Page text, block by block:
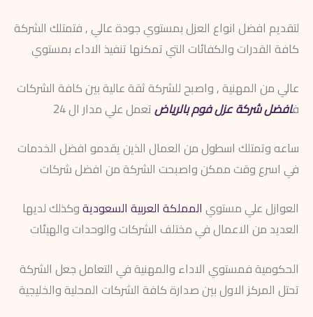
لتقديم افضل انواع العزل بمستوي جودة عالي , فتمتلك الشركة
كافة القدرات والكفائات التي تمكنها تنفيذ الاداء بمستوي
عالي من المهنية , واصبح للشركة ثقة عالية بين كافة الشركات
فافضل شركة عزل فوم بالرياضتعمل علي مدار ال 24
ساعه وتمتلك اسطول من العمال الذين يقدمو افضل الخدمات
في اسرع وقت ممكن واصبحت الشركة من افضل شركات
العوازل علي مستوي المملكة العربية السعوديةوكذلك لديها
العديد من الاعمال في مختلف الشركات والوحدات والهيئات
الحكومية فمستوي الاداء والمهنية في التعامل جعل الشركة
تحتل المركز الاول بين صدارة كافة الشركات المحلية والخليجية